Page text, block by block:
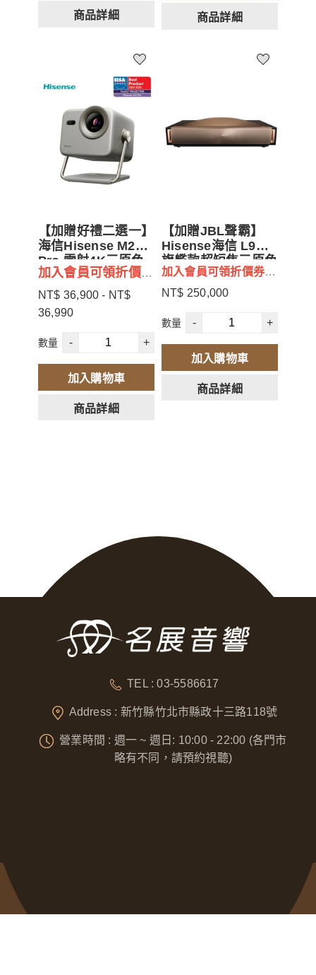
商品詳細 商品詳細
【加贈好禮二選一】
海信Hisense M2
Pro 雷射4K三原色
RGB 智慧投影機 公
司貨保固3年
加入會員可領折價券
$500
NT$ 36,900 - NT$
36,990
數量 - +
加入購物車
商品詳細
【加贈JBL聲霸】
Hisense海信 L9Q
旗艦款超短焦三原色
雷射4K UHD投影機
5000流明
加入會員可領折價券
$500
產品 / 現金折價 (請再
來電或是官方LINE聯
繫討論)
NT$ 250,000
數量 - +
加入購物車
商品詳細
TEL : 03-5586617
Address : 新竹縣竹北市縣政十三路118號
營業時間 : 週一 ~ 週日: 10:00 - 22:00 (各門市
略有不同，請預約視聽)